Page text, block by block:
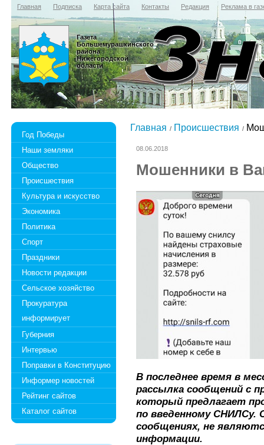
Главная Подписка Карта сайта Контакты Редакция Реклама в
Газета
Большемурашкинского
района
Нижегородской
области
Год Победы
Наши земляки
Общество
Происшествия
Культура и искусство
Экономика
Политика
Спорт
Праздники
Новости редакции
Сельское хозяйство
Прокуратура
информирует
Губерния
Интервью
Поправки в Конституцию
Информер новостей
Рейтинг сайтов
Каталог сайтов
Главная Происшествия
08.06.2018
Мошенники в
В последнее время в
рассылка сообщений с
который предлагает
по введенному СНИЛСу.
сообщениях, не
информации.